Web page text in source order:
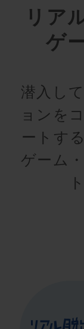
リア
ゲ
潜入し
ョンを
ートす
ゲーム
ト